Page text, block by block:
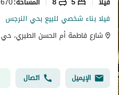
فيلا بناء شخصي للبيع بحي النرجس
الإيميل اتصال